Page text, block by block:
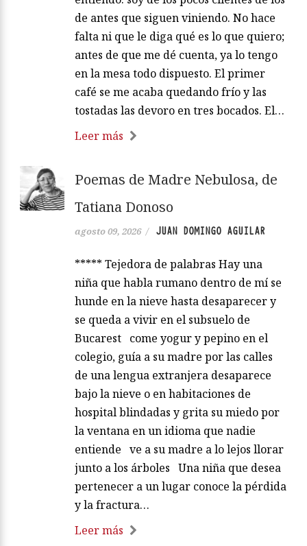
de antes que siguen viniendo. No hace
falta ni que le diga qué es lo que quiero;
antes de que me dé cuenta, ya lo tengo
en la mesa todo dispuesto. El primer
café se me acaba quedando frío y las
tostadas las devoro en tres bocados. El…
Leer más
Poemas de Madre Nebulosa, de
Tatiana Donoso
agosto 09, 2026 / JUAN DOMINGO AGUILAR
***** Tejedora de palabras Hay una
niña que habla rumano dentro de mí se
hunde en la nieve hasta desaparecer y
se queda a vivir en el subsuelo de
Bucarest come yogur y pepino en el
colegio, guía a su madre por las calles
de una lengua extranjera desaparece
bajo la nieve o en habitaciones de
hospital blindadas y grita su miedo por
la ventana en un idioma que nadie
entiende ve a su madre a lo lejos llorar
junto a los árboles Una niña que desea
pertenecer a un lugar conoce la pérdida
y la fractura…
Leer más